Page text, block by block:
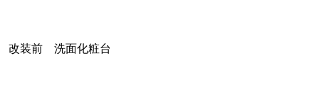
改装前 洗面化粧台